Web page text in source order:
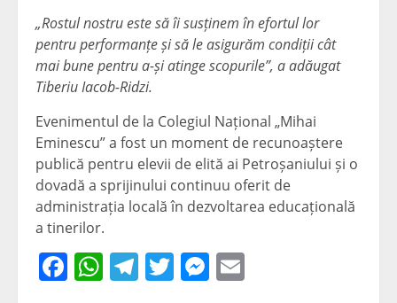
„Rostul nostru este să îi susținem în efortul lor
pentru performanțe și să le asigurăm condiții cât
mai bune pentru a-și atinge scopurile”, a adăugat
Tiberiu Iacob-Ridzi.
Evenimentul de la Colegiul Național „Mihai
Eminescu” a fost un moment de recunoaștere
publică pentru elevii de elită ai Petroșaniului și o
dovadă a sprijinului continuu oferit de
administrația locală în dezvoltarea educațională
a tinerilor.
Facebook
WhatsApp
Telegram
TwitterMessenger